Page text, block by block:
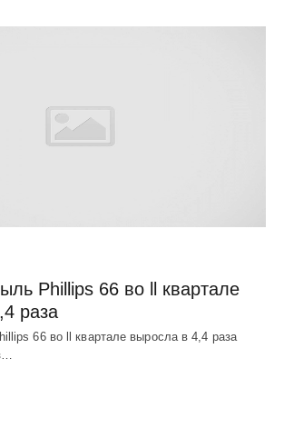
Phillips 66 во ll квартале
раза
66 во ll квартале выросла в 4,4 раза